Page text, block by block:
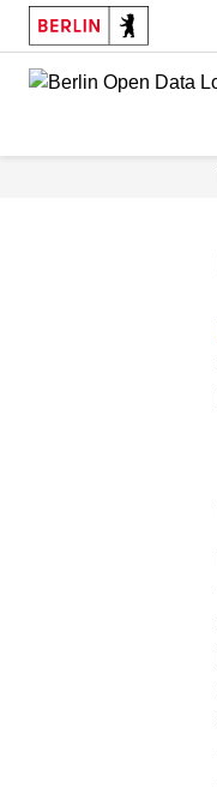
Skip
main